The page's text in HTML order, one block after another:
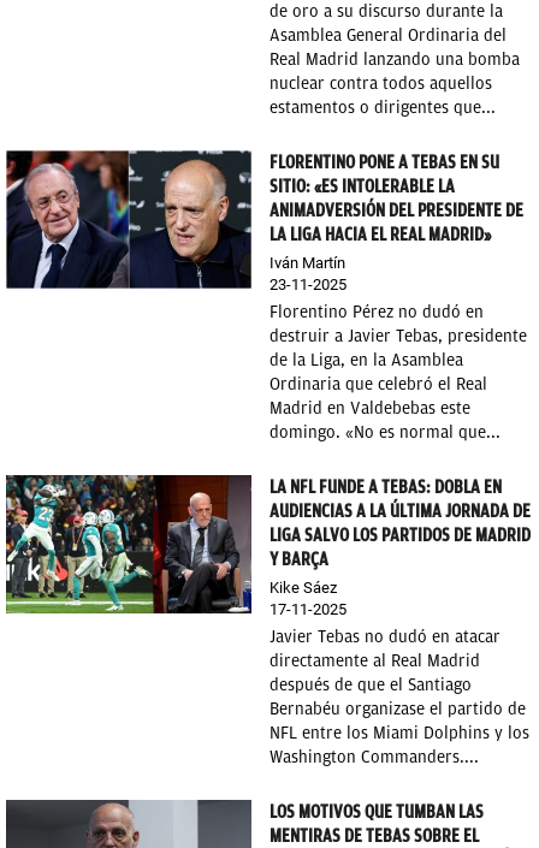
de oro a su discurso durante la
Asamblea General Ordinaria del
Real Madrid lanzando una bomba
nuclear contra todos aquellos
estamentos o dirigentes que...
FLORENTINO PONE A TEBAS EN SU
SITIO: «ES INTOLERABLE LA
ANIMADVERSIÓN DEL PRESIDENTE DE
LA LIGA HACIA EL REAL MADRID»
Iván Martín
23-11-2025
Florentino Pérez no dudó en
destruir a Javier Tebas, presidente
de la Liga, en la Asamblea
Ordinaria que celebró el Real
Madrid en Valdebebas este
domingo. «No es normal que...
LA NFL FUNDE A TEBAS: DOBLA EN
AUDIENCIAS A LA ÚLTIMA JORNADA DE
LIGA SALVO LOS PARTIDOS DE MADRID
Y BARÇA
Kike Sáez
17-11-2025
Javier Tebas no dudó en atacar
directamente al Real Madrid
después de que el Santiago
Bernabéu organizase el partido de
NFL entre los Miami Dolphins y los
Washington Commanders....
LOS MOTIVOS QUE TUMBAN LAS
MENTIRAS DE TEBAS SOBRE EL